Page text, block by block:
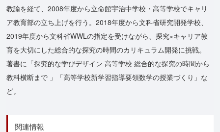
教諭を経て、2008年度から立命館宇治中学校・高等学校でキャリ
ア教育部の立ち上げを行う。2018年度から文科省研究開発学校、
2019年度から文科省WWLの指定を受けながら、探究×キャリア教
育を大切にした総合的な探究の時間のカリキュラム開発に挑戦。
著書に「探究的な学びデザイン 高等学校 総合的な探究の時間から
教科横断まで 」「高等学校新学習指導要領数学の授業づくり」な
ど。
関連情報